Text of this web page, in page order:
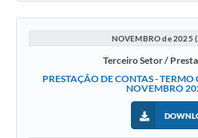
NOVEMBRO de 2025
Terceiro Setor /
PRESTAÇÃO DE CONTAS -
NOVEMBRO